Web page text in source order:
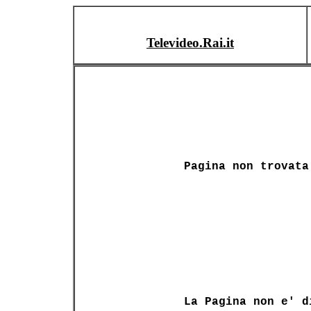
Televideo.Rai.it
Pagina non trovata
La Pagina non e'